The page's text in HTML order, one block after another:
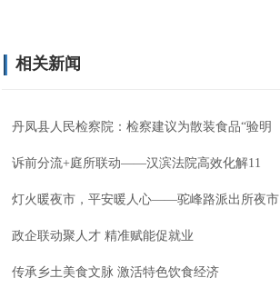
相关新闻
丹凤县人民检察院：检察建议为散装食品“验明
诉前分流+庭所联动——汉滨法院高效化解11
灯火暖夜市，平安暖人心——驼峰路派出所夜市
政企联动聚人才 精准赋能促就业
传承乡土美食文脉 激活特色饮食经济